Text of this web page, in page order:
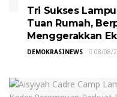
Tri Sukses
Tuan Rumah,
Menggerakkan
DEMOKRASINEWS 08/08/